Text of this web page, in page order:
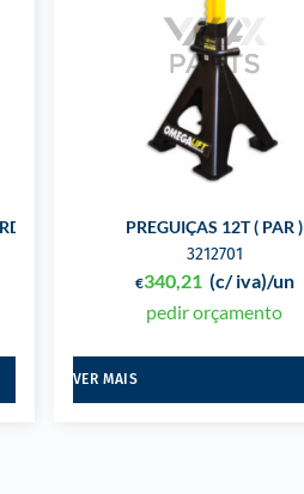
PREGUIÇAS 12T ( PAR )
3212701
€340,21 (c/ iva)/un
pedir orçamento
VER MAIS